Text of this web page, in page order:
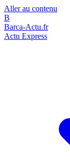
Aller au contenu
B
Barca-Actu.fr
Actu Express